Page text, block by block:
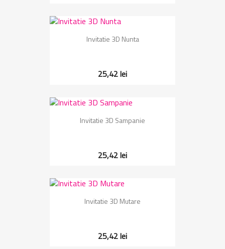
Invitatie 3D Nunta
25,42 lei
Invitatie 3D Sampanie
25,42 lei
Invitatie 3D Mutare
25,42 lei